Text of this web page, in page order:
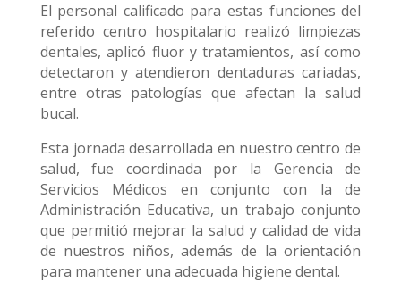
El personal calificado para estas funciones del
referido centro hospitalario realizó limpiezas
dentales, aplicó fluor y tratamientos, así como
detectaron y atendieron dentaduras cariadas,
entre otras patologías que afectan la salud
bucal.
Esta jornada desarrollada en nuestro centro de
salud, fue coordinada por la Gerencia de
Servicios Médicos en conjunto con la de
Administración Educativa, un trabajo conjunto
que permitió mejorar la salud y calidad de vida
de nuestros niños, además de la orientación
para mantener una adecuada higiene dental.